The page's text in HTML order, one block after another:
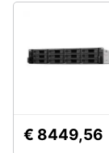
€ 8449,56